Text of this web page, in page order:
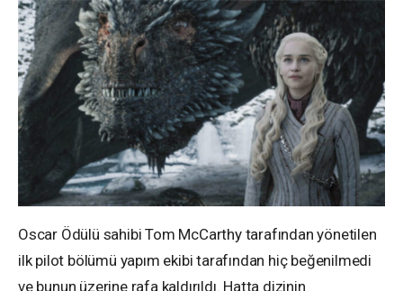
Oscar Ödülü sahibi Tom McCarthy tarafından yönetilen
ilk pilot bölümü yapım ekibi tarafından hiç beğenilmedi
ve bunun üzerine rafa kaldırıldı. Hatta dizinin